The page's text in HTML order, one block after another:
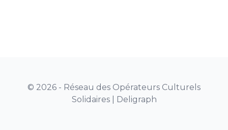
© 2026 - Réseau des Opérateurs Culturels
Solidaires | Deligraph